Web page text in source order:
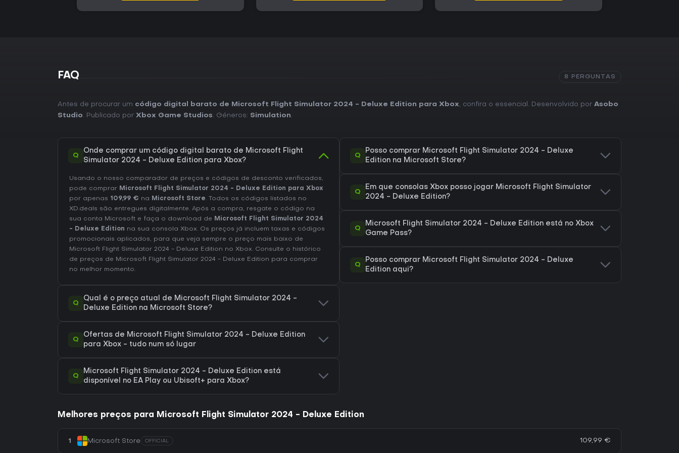
A receção tem sido geralmente positiva na imprensa especializada, com elogios
FAQ 8 PERGUNTAS
Antes de procurar um código digital barato de Microsoft Flight Simulator 2024 - Deluxe Edition para Xbox, confira o essencial. Desenvolvido por Asobo
Studio. Publicado por Xbox Game Studios. Géneros: Simulation.
Q
Onde comprar um código digital barato de Microsoft Flight
Simulator 2024 - Deluxe Edition para Xbox?
Usando o nosso comparador de preços e códigos de desconto verificados,
pode comprar Microsoft Flight Simulator 2024 - Deluxe Edition para Xbox
por apenas 109,99 € na Microsoft Store. Todos os códigos listados no
XD.deals são entregues digitalmente. Após a compra, resgate o código na
sua conta Microsoft e faça o download de Microsoft Flight Simulator 2024
- Deluxe Edition na sua consola Xbox. Os preços já incluem taxas e códigos
promocionais aplicados, para que veja sempre o preço mais baixo de
Microsoft Flight Simulator 2024 - Deluxe Edition no Xbox. Consulte o histórico
de preços de Microsoft Flight Simulator 2024 - Deluxe Edition para comprar
no melhor momento.
Q
Qual é o preço atual de Microsoft Flight Simulator 2024 -
Deluxe Edition na Microsoft Store?
Q
Ofertas de Microsoft Flight Simulator 2024 - Deluxe Edition
para Xbox - tudo num só lugar
Q
Microsoft Flight Simulator 2024 - Deluxe Edition está
disponível no EA Play ou Ubisoft+ para Xbox?
Q
Posso comprar Microsoft Flight Simulator 2024 - Deluxe
Edition na Microsoft Store?
Q
Em que consolas Xbox posso jogar Microsoft Flight Simulator
2024 - Deluxe Edition?
Q
Microsoft Flight Simulator 2024 - Deluxe Edition está no Xbox
Game Pass?
Q
Posso comprar Microsoft Flight Simulator 2024 - Deluxe
Edition aqui?
Melhores preços para Microsoft Flight Simulator 2024 - Deluxe Edition
1 Microsoft Store OFFICIAL 109,99 €